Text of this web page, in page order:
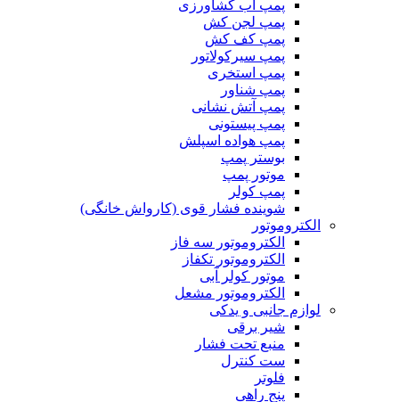
پمپ آب کشاورزی
پمپ لجن کش
پمپ کف کش
پمپ سیرکولاتور
پمپ استخری
پمپ شناور
پمپ آتش نشانی
پمپ پیستونی
پمپ هواده اسپلش
بوستر پمپ
موتور پمپ
پمپ کولر
شوینده فشار قوی (کارواش خانگی)
الکتروموتور
الکتروموتور سه فاز
الکتروموتور تکفاز
موتور کولر آبی
الکتروموتور مشعل
لوازم جانبی و یدکی
شیر برقی
منبع تحت فشار
ست کنترل
فلوتر
پنج راهی